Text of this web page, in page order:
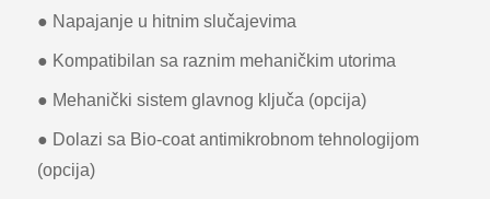
● Napajanje u hitnim slučajevima
● Kompatibilan sa raznim mehaničkim utorima
● Mehanički sistem glavnog ključa (opcija)
● Dolazi sa Bio-coat antimikrobnom tehnologijom
(opcija)